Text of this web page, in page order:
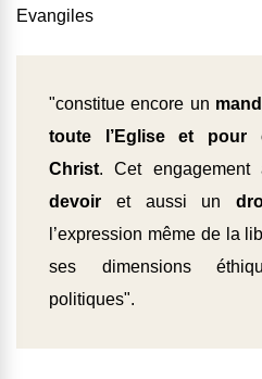
Evangiles
"constitue encore un
toute l’Eglise et pour
Christ. Cet engagement
devoir et aussi un
l’expression même de la
ses dimensions
politiques".